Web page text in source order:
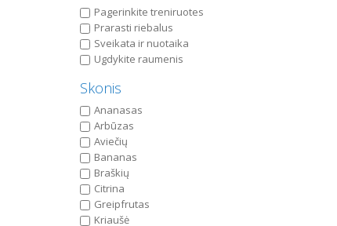
Pagerinkite treniruotes
Prarasti riebalus
Sveikata ir nuotaika
Ugdykite raumenis
Skonis
Ananasas
Arbūzas
Aviečių
Bananas
Braškių
Citrina
Greipfrutas
Kriaušė